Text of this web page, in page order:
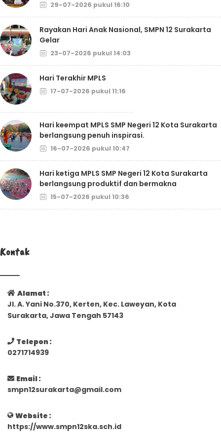
29-07-2026 pukul 16:10
Rayakan Hari Anak Nasional, SMPN 12 Surakarta
Gelar
23-07-2026 pukul 14:03
Hari Terakhir MPLS
17-07-2026 pukul 11:16
Hari keempat MPLS SMP Negeri 12 Kota Surakarta
berlangsung penuh inspirasi.
16-07-2026 pukul 10:47
Hari ketiga MPLS SMP Negeri 12 Kota Surakarta
berlangsung produktif dan bermakna
15-07-2026 pukul 10:36
Kontak
Alamat :
Jl. A. Yani No.370, Kerten, Kec. Laweyan, Kota
Surakarta, Jawa Tengah 57143
Telepon :
0271714939
Email :
smpn12surakarta@gmail.com
Website :
https://www.smpn12ska.sch.id